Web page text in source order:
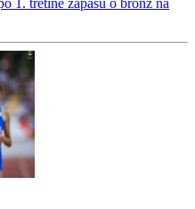
1. tretine zápasu o bronz na